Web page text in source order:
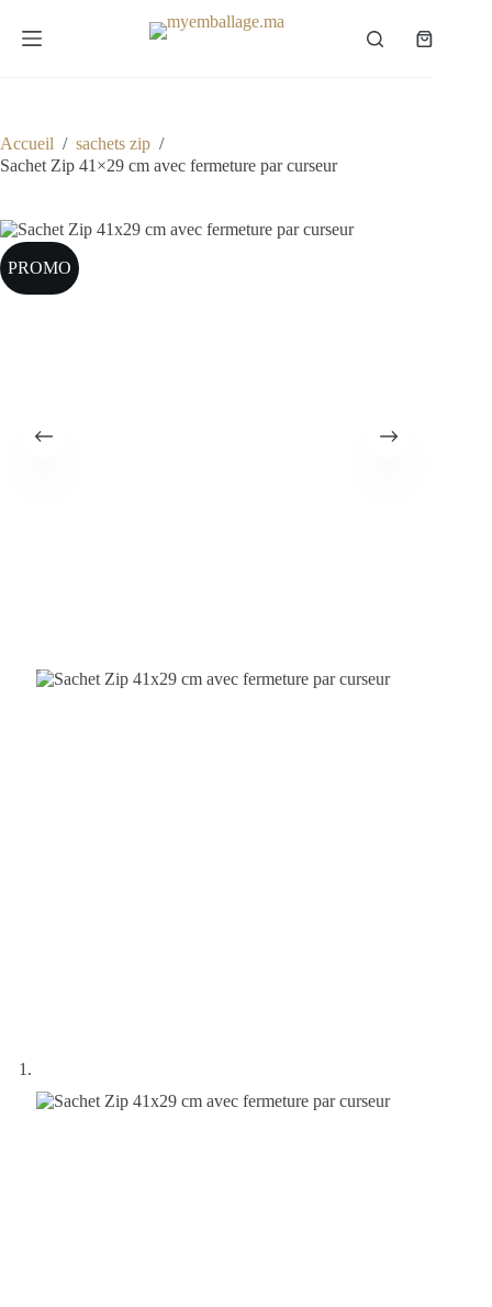
contenu
Panier
Accueil / sachets zip /
Sachet Zip 41×29 cm avec fermeture par curseur
PROMO